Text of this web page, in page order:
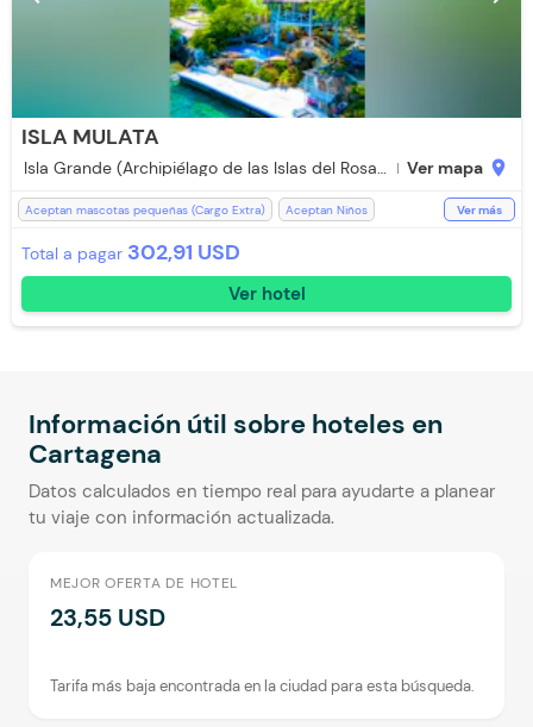
ISLA MULATA
Isla Grande (Archipiélago de las Islas del Rosario) 130019 en
Ver mapa location_on
Aceptan mascotas pequeñas (Cargo Extra)
Aceptan Niños
Ver más
Total a pagar 302,91 USD
Ver hotel
Información útil sobre hoteles en
Cartagena
Datos calculados en tiempo real para ayudarte a planear
tu viaje con información actualizada.
MEJOR OFERTA DE HOTEL
23,55 USD
Tarifa más baja encontrada en la ciudad para esta búsqueda.